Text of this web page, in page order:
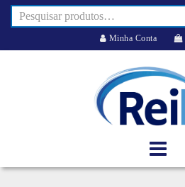
Minha Conta